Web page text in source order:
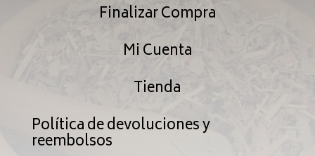
Finalizar Compra
Mi Cuenta
Tienda
Política de devoluciones y
reembolsos